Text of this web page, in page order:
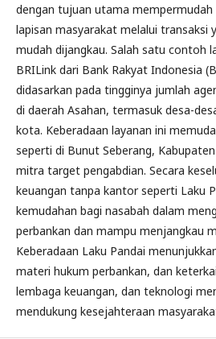
dengan tujuan utama mempermudah
lapisan masyarakat melalui transaksi
mudah dijangkau. Salah satu contoh
BRILink dari Bank Rakyat Indonesia
didasarkan pada tingginya jumlah
di daerah Asahan, termasuk desa-
kota. Keberadaan layanan ini
seperti di Bunut Seberang,
mitra target pengabdian. Secara
keuangan tanpa kantor seperti Laku
kemudahan bagi nasabah dalam
perbankan dan mampu menjangkau
Keberadaan Laku Pandai
materi hukum perbankan, dan
lembaga keuangan, dan teknologi
mendukung kesejahteraan